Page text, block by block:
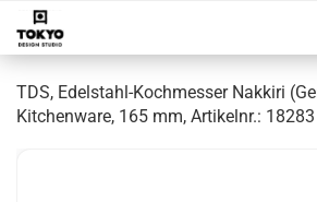
TDS, Edelstahl-Kochmesser Nakkiri
Kitchenware, 165 mm, Artikelnr.: 18283